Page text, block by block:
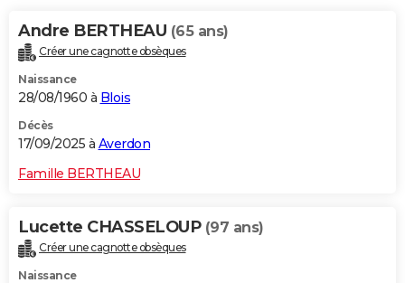
Alimentation
Guide de la santé
Maladies
Médicaments
Sommeil
VOYAGE
Destinations
City break
Voyage nature
Voyage de noces
Forum
Climat
+PHOTO
GUIDES D'ACHAT
Carte de Noël
Carte Bonne année
Carte Saint-Valentin
Carte Pâques
Carte d'anniversaire
DICTIONNAIRE
Dictionnaire
Biographies
Citations
Expressions
Proverbes
PROGRAMME TV
Andre BERTHEAU (65 ans)
Créer une cagnotte obsèques
Naissance
28/08/1960 à Blois
Décès
17/09/2025 à Averdon
Famille BERTHEAU
Lucette CHASSELOUP (97 ans)
Créer une cagnotte obsèques
Naissance